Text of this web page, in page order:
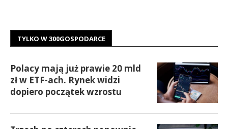
TYLKO W 300GOSPODARCE
Polacy mają już prawie 20 mld
zł w ETF-ach. Rynek widzi
dopiero początek wzrostu